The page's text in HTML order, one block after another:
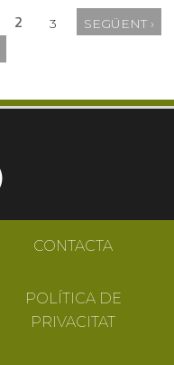
2 3
SEGÜENT ›
CONTACTA
POLÍTICA DE
PRIVACITAT